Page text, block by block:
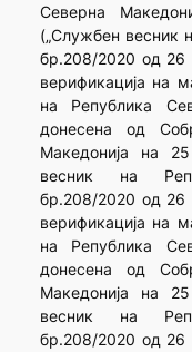
Северна
(„Службен весник
бр.208/2020 од 26
верификација на
на Република
донесена од
Македонија на
весник на
бр.208/2020 од 26
верификација на
на Република
донесена од
Македонија на
весник на
бр.208/2020 од 26